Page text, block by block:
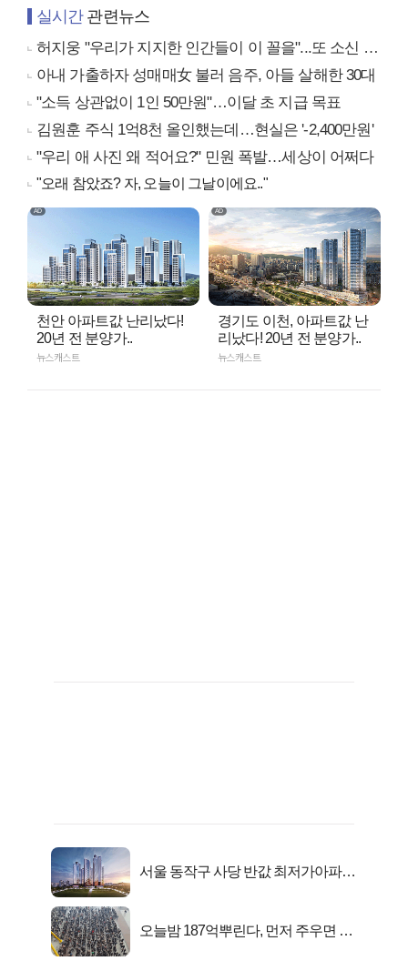
실시간관련뉴스
허지웅 "우리가 지지한 인간들이 이 꼴을"...또 소신 발언
아내 가출하자 성매매女 불러 음주, 아들 살해한 30대
"소득 상관없이 1인 50만원"…이달 초 지급 목표
김원훈 주식 1억8천 올인했는데…현실은 '-2,400만원'
"우리 애 사진 왜 적어요?" 민원 폭발…세상이 어쩌다
"오래 참았죠? 자, 오늘이 그날이에요.."
천안 아파트값 난리났다!
20년 전 분양가..
뉴스캐스트
경기도 이천, 아파트값 난
리났다! 20년 전 분양가..
뉴스캐스트
서울 동작구 사당 반값 최저가아파트
오늘밤 187억뿌린다, 먼저 주우면 최